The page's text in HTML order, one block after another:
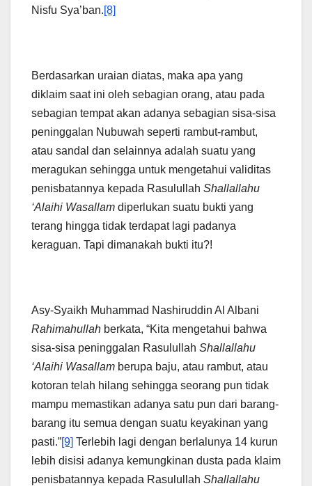
Nisfu Sya’ban.[8]
Berdasarkan uraian diatas, maka apa yang
diklaim saat ini oleh sebagian orang, atau pada
sebagian tempat akan adanya sebagian sisa-sisa
peninggalan Nubuwah seperti rambut-rambut,
atau sandal dan selainnya adalah suatu yang
meragukan sehingga untuk mengetahui validitas
penisbatannya kepada Rasulullah Shallallahu
‘Alaihi Wasallam diperlukan suatu bukti yang
terang hingga tidak terdapat lagi padanya
keraguan. Tapi dimanakah bukti itu?!
Asy-Syaikh Muhammad Nashiruddin Al Albani
Rahimahullah berkata, “Kita mengetahui bahwa
sisa-sisa peninggalan Rasulullah Shallallahu
‘Alaihi Wasallam berupa baju, atau rambut, atau
kotoran telah hilang sehingga seorang pun tidak
mampu memastikan adanya satu pun dari barang-
barang itu semua dengan suatu keyakinan yang
pasti.”[9] Terlebih lagi dengan berlalunya 14 kurun
lebih disisi adanya kemungkinan dusta pada klaim
penisbatannya kepada Rasulullah Shallallahu